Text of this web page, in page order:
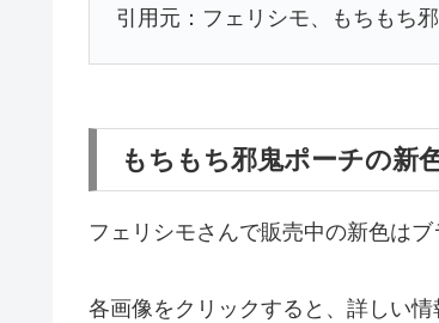
引用元：フェリシモ、もちもち
もちもち邪鬼ポーチの新
フェリシモさんで販売中の新色は
各画像をクリックすると、詳しい情